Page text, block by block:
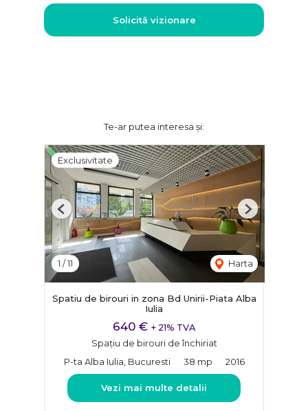
Solicită vizionare
Te-ar putea interesa și:
Exclusivitate
1 /11 Harta
Previous Next
Spatiu de birouri in zona Bd Unirii-Piata Alba
Iulia
640 € + 21% TVA
Spațiu de birouri de închiriat
P-ta Alba Iulia, Bucuresti
38 mp 2016
Vezi mai multe detalii